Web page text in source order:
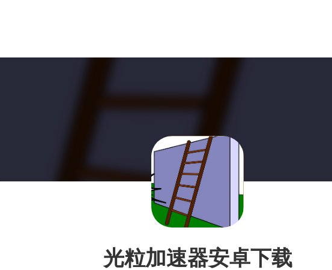
光粒加速器安卓下载